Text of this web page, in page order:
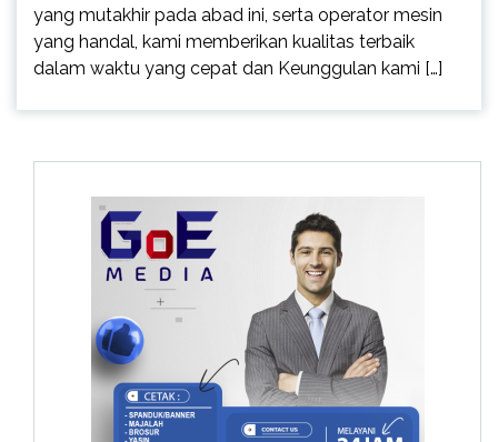
yang mutakhir pada abad ini, serta operator mesin
yang handal, kami memberikan kualitas terbaik
dalam waktu yang cepat dan Keunggulan kami […]